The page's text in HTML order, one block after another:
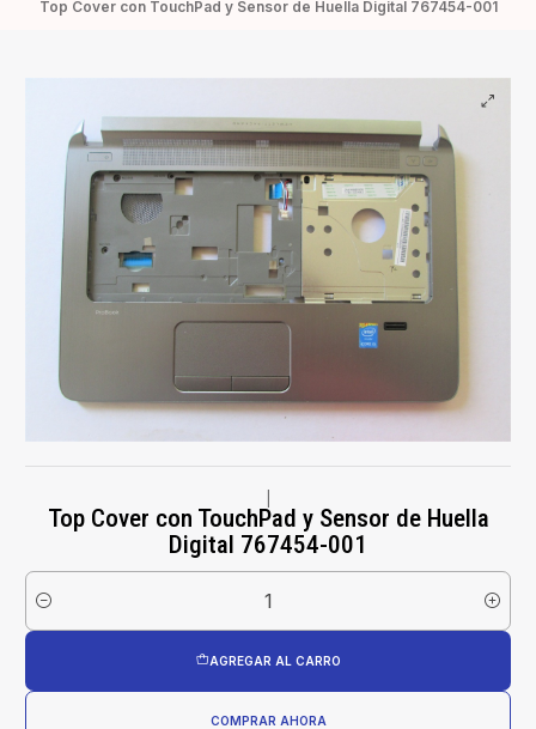
Top Cover con TouchPad y Sensor de Huella Digital 767454-001
Top Cover con TouchPad y Sensor de Huella
Digital 767454-001
Cantidad
AGREGAR AL CARRO
COMPRAR AHORA